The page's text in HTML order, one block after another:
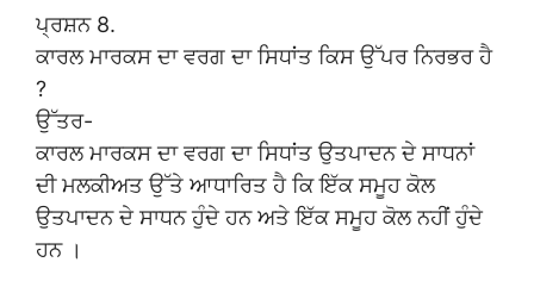
ਪ੍ਰਸ਼ਨ 8.
ਕਾਰਲ ਮਾਰਕਸ ਦਾ ਵਰਗ ਦਾ ਸਿਧਾਂਤ ਕਿਸ ਉੱਪਰ ਨਿਰਭਰ ਹੈ
?
ਉੱਤਰ-
ਕਾਰਲ ਮਾਰਕਸ ਦਾ ਵਰਗ ਦਾ ਸਿਧਾਂਤ ਉਤਪਾਦਨ ਦੇ ਸਾਧਨਾਂ
ਦੀ ਮਲਕੀਅਤ ਉੱਤੇ ਆਧਾਰਿਤ ਹੈ ਕਿ ਇੱਕ ਸਮੂਹ ਕੋਲ
ਉਤਪਾਦਨ ਦੇ ਸਾਧਨ ਹੁੰਦੇ ਹਨ ਅਤੇ ਇੱਕ ਸਮੂਹ ਕੋਲ ਨਹੀਂ ਹੁੰਦੇ
ਹਨ ।